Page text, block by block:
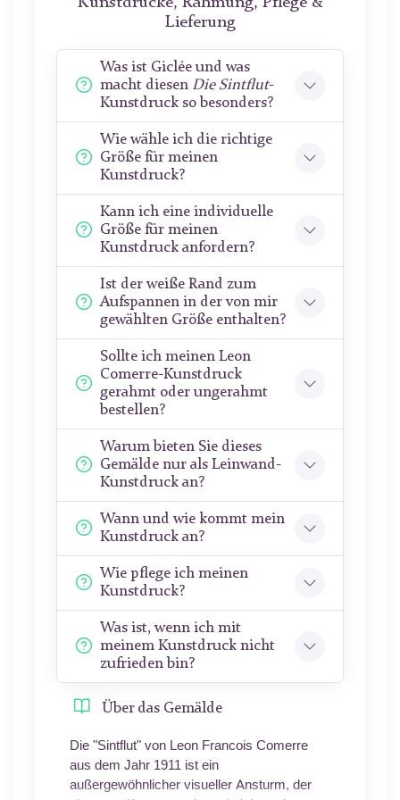
Kunstdrucke, Rahmung, Pflege &
Lieferung
Was ist Giclée und was
macht diesen Die Sintflut-
Kunstdruck so besonders?
Wie wähle ich die richtige
Größe für meinen
Kunstdruck?
Kann ich eine individuelle
Größe für meinen
Kunstdruck anfordern?
Ist der weiße Rand zum
Aufspannen in der von mir
gewählten Größe enthalten?
Sollte ich meinen Leon
Comerre-Kunstdruck
gerahmt oder ungerahmt
bestellen?
Warum bieten Sie dieses
Gemälde nur als Leinwand-
Kunstdruck an?
Wann und wie kommt mein
Kunstdruck an?
Wie pflege ich meinen
Kunstdruck?
Was ist, wenn ich mit
meinem Kunstdruck nicht
zufrieden bin?
Über das Gemälde
Die "Sintflut" von Leon Francois Comerre
aus dem Jahr 1911 ist ein
außergewöhnlicher visueller Ansturm, der